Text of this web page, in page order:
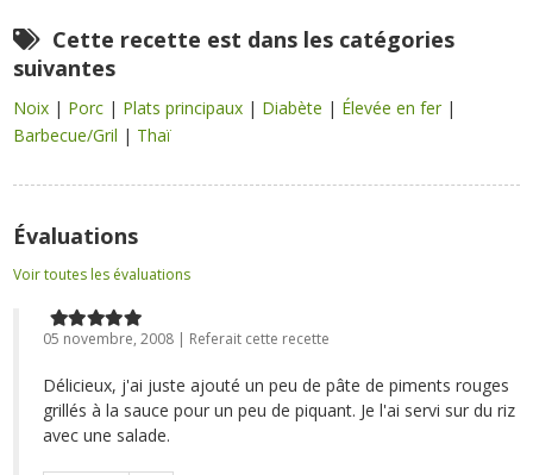
Cette recette est dans les catégories
suivantes
Noix | Porc | Plats principaux | Diabète | Élevée en fer |
Barbecue/Gril | Thaï
Évaluations
Voir toutes les évaluations
05 novembre, 2008 | Referait cette recette
Délicieux, j'ai juste ajouté un peu de pâte de piments rouges
grillés à la sauce pour un peu de piquant. Je l'ai servi sur du riz
avec une salade.